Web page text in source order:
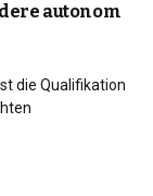
autonom